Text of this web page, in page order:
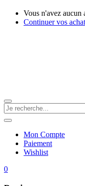
Vous n'avez aucun
Continuer vos
Mon Compte
Paiement
Wishlist
0